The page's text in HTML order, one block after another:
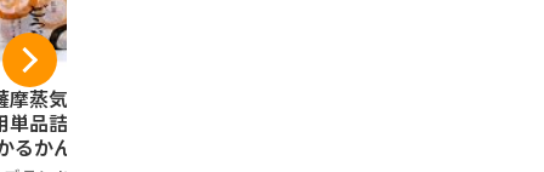
摩蒸気屋】 ご自
単品詰合せセッ
るかん2個 /かす